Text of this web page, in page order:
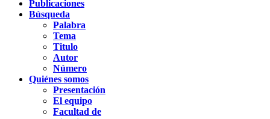
Publicaciones
Búsqueda
Palabra
Tema
Titulo
Autor
Número
Quiénes somos
Presentación
El equipo
Facultad de